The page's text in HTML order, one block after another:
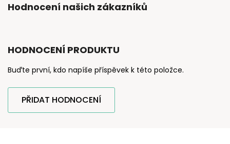
Hodnocení našich zákazníků
HODNOCENÍ PRODUKTU
Buďte první, kdo napíše příspěvek k této položce.
PŘIDAT HODNOCENÍ